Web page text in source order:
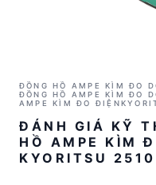
ĐỒNG HỒ AMPE KÌM ĐO
ĐỒNG HỒ AMPE KÌM ĐO
100MA)
AMPE KÌM ĐO ĐIỆN
ĐÁNH GIÁ KỸ
HỒ AMPE KÌM
KYORITSU 2510